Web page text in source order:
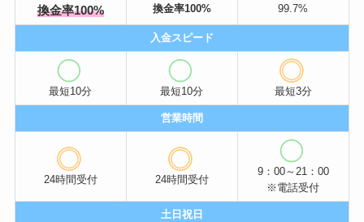
換金率100%
換金率100%
99.7%
入金スピード
最短10分 最短10分 最短3分
営業時間
24時間受付 24時間受付
9：00～21：00
※電話受付
土日祝日